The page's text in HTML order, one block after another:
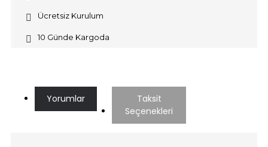
Ücretsiz Kurulum
10 Günde Kargoda
Yorumlar
Taksit
Seçenekleri